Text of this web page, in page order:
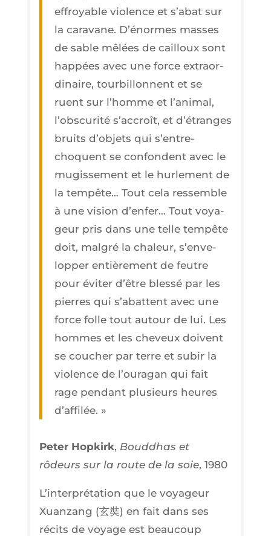
effroyable vio­lence et s’a­bat sur
la cara­vane. D’é­normes masses
de sable mêlées de cailloux sont
hap­pées avec une force extra­or­
di­naire, tour­billonnent et se
ruent sur l’homme et l’a­ni­mal,
l’obs­cu­ri­té s’ac­croît, et d’é­tranges
bruits d’ob­jets qui s’en­tre­
choquent se confondent avec le
mugis­se­ment et le hur­le­ment de
la tem­pête… Tout cela res­semble
à une vision d’en­fer… Tout voya­
geur pris dans une telle tem­pête
doit, mal­gré la cha­leur, s’en­ve­
lop­per entiè­re­ment de feutre
pour évi­ter d’être bles­sé par les
pierres qui s’a­battent avec une
force folle tout autour de lui. Les
hommes et les che­veux doivent
se cou­cher par terre et subir la
vio­lence de l’ou­ra­gan qui fait
rage pen­dant plu­sieurs heures
d’affilée. »
Peter Hop­kirk, Boud­dhas et
rôdeurs sur la route de la soie, 1980
L’in­ter­pré­ta­tion que le voya­geur
Xuan­zang (玄奘) en fait dans ses
récits de voyage est beau­coup